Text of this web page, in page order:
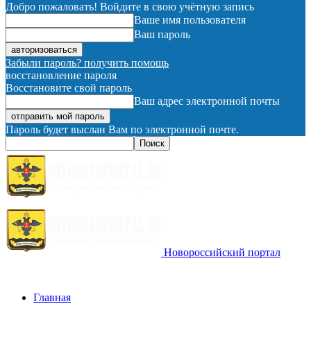
Добро пожаловать! Войдите в свою учётную запись
Ваше имя пользователя
Ваш пароль
Забыли пароль? получить помощь
восстановление пароля
Восстановите свой пароль
Ваш адрес электронной почты
Пароль будет выслан Вам по электронной почте.
Новороссийский портал
Главная